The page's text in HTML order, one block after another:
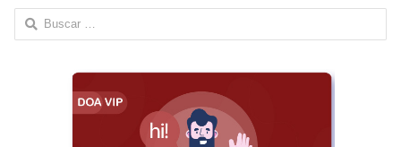
Buscar: